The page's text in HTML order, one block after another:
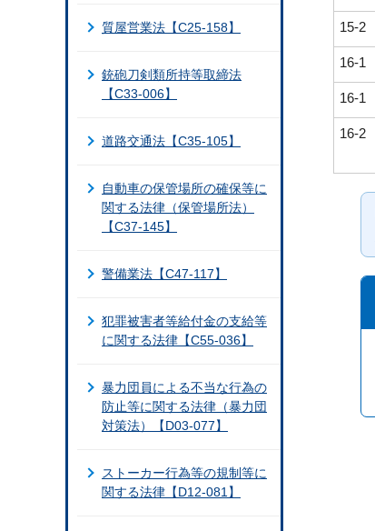
15-2
16-1
16-1
16-2
質屋営業法【C25-158】
銃砲刀剣類所持等取締法
【C33-006】
道路交通法【C35-105】
自動車の保管場所の確保等に
関する法律（保管場所法）
【C37-145】
警備業法【C47-117】
犯罪被害者等給付金の支給等
に関する法律【C55-036】
暴力団員による不当な行為の
防止等に関する法律（暴力団
対策法）【D03-077】
ストーカー行為等の規制等に
関する法律【D12-081】